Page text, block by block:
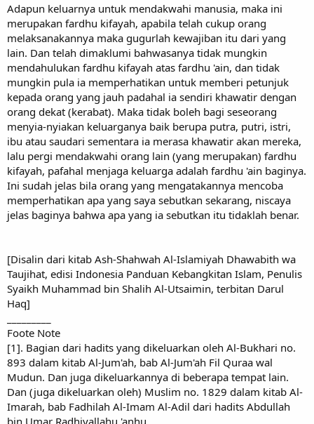
Adapun keluarnya untuk mendakwahi manusia, maka ini
merupakan fardhu kifayah, apabila telah cukup orang
melaksanakannya maka gugurlah kewajiban itu dari yang
lain. Dan telah dimaklumi bahwasanya tidak mungkin
mendahulukan fardhu kifayah atas fardhu 'ain, dan tidak
mungkin pula ia memperhatikan untuk memberi petunjuk
kepada orang yang jauh padahal ia sendiri khawatir dengan
orang dekat (kerabat). Maka tidak boleh bagi seseorang
menyia-nyiakan keluarganya baik berupa putra, putri, istri,
ibu atau saudari sementara ia merasa khawatir akan mereka,
lalu pergi mendakwahi orang lain (yang merupakan) fardhu
kifayah, pafahal menjaga keluarga adalah fardhu 'ain baginya.
Ini sudah jelas bila orang yang mengatakannya mencoba
memperhatikan apa yang saya sebutkan sekarang, niscaya
jelas baginya bahwa apa yang ia sebutkan itu tidaklah benar.
[Disalin dari kitab Ash-Shahwah Al-Islamiyah Dhawabith wa
Taujihat, edisi Indonesia Panduan Kebangkitan Islam, Penulis
Syaikh Muhammad bin Shalih Al-Utsaimin, terbitan Darul
Haq]
Foote Note
[1]. Bagian dari hadits yang dikeluarkan oleh Al-Bukhari no.
893 dalam kitab Al-Jum'ah, bab Al-Jum'ah Fil Quraa wal
Mudun. Dan juga dikeluarkannya di beberapa tempat lain.
Dan (juga dikeluarkan oleh) Muslim no. 1829 dalam kitab Al-
Imarah, bab Fadhilah Al-Imam Al-Adil dari hadits Abdullah
bin Umar Radhiyallahu 'anhu.